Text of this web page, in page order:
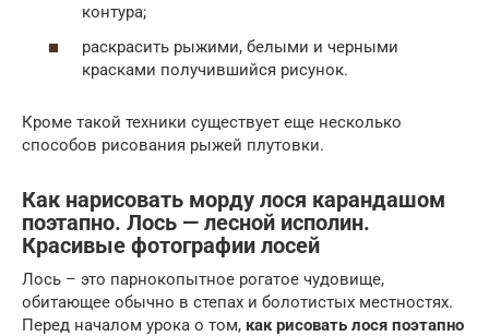
контура;
раскрасить рыжими, белыми и черными
красками получившийся рисунок.
Кроме такой техники существует еще несколько
способов рисования рыжей плутовки.
Как нарисовать морду лося карандашом
поэтапно. Лось — лесной исполин.
Красивые фотографии лосей
Лось – это парнокопытное рогатое чудовище,
обитающее обычно в степах и болотистых местностях.
Перед началом урока о том, как рисовать лося поэтапно